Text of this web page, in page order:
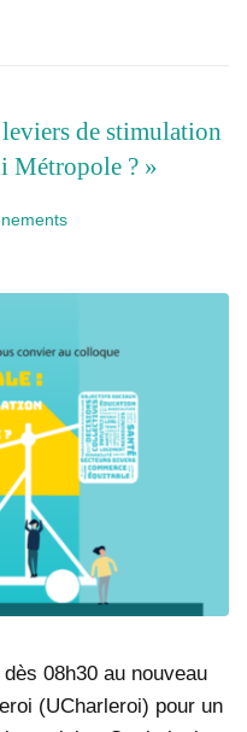
de stimulation
Métropole ? »
08h30 au nouveau
(UCharleroi) pour un